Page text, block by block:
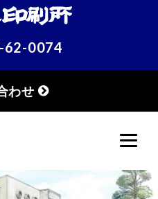
62-0074
わせ